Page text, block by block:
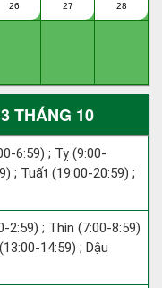
26 27 28
THÁNG 10
6:59) ; Tỵ (9:00-
; Tuất (19:00-20:59) ;
2:59) ; Thìn (7:00-8:59)
14:59) ; Dậu